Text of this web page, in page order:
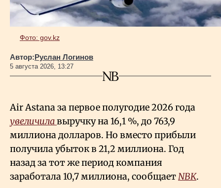
Фото: gov.kz
Автор: Руслан Логинов
5 августа 2026, 13:27
Air Astana за первое полугодие 2026 года
увеличилавыручку на 16,1 %, до 763,9
миллиона долларов. Но вместо прибыли
получила убыток в 21,2 миллиона. Год
назад за тот же период компания
заработала 10,7 миллиона, сообщаетNBK.